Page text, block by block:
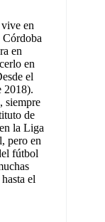
en
en
en
el
2018).
siempre
de
la Liga
pero en
fútbol
el